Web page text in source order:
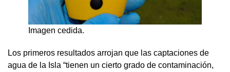
Imagen cedida.
Los primeros resultados arrojan que las captaciones de
agua de la Isla “tienen un cierto grado de contaminación,